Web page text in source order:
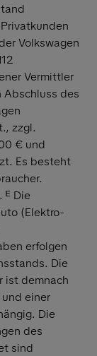
Volkswagen
Vermittler
Abschluss des
zzgl.
€ und
Es besteht
Die
(Elektro-
erfolgen
Die
ist demnach
einer
Die
des
sind